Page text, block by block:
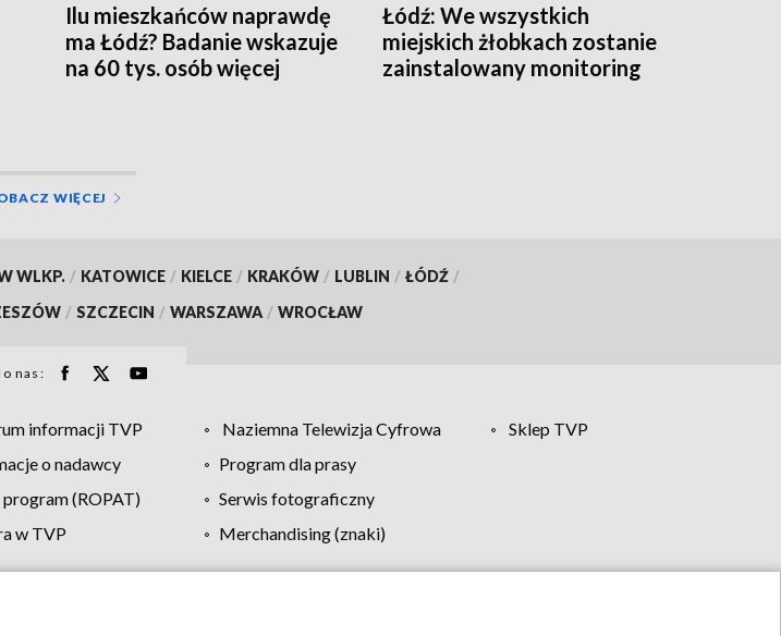
Ilu mieszkańców naprawdę
ma Łódź? Badanie wskazuje
na 60 tys. osób więcej
Łódź: We wszystkich
miejskich żłobkach zostanie
zainstalowany monitoring
WIĘCEJ
WLKP. / KATOWICE / KIELCE / KRAKÓW / LUBLIN / ŁÓDŹ /
/ SZCZECIN / WARSZAWA / WROCŁAW
nas:
informacji TVP Naziemna Telewizja Cyfrowa
Sklep TVP
o nadawcy
Program dla prasy
program (ROPAT)
Serwis fotograficzny
w TVP
Merchandising (znaki)